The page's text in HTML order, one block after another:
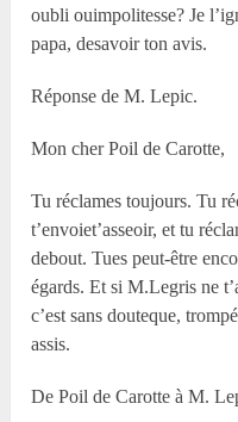
oubli ouimpolitesse? Je
papa, desavoir ton avis.
Réponse de M. Lepic.
Mon cher Poil de Carotte,
Tu réclames toujours. Tu
t’envoiet’asseoir, et tu
debout. Tues peut-être
égards. Et si M.Legris ne
c’est sans douteque,
assis.
De Poil de Carotte à M.